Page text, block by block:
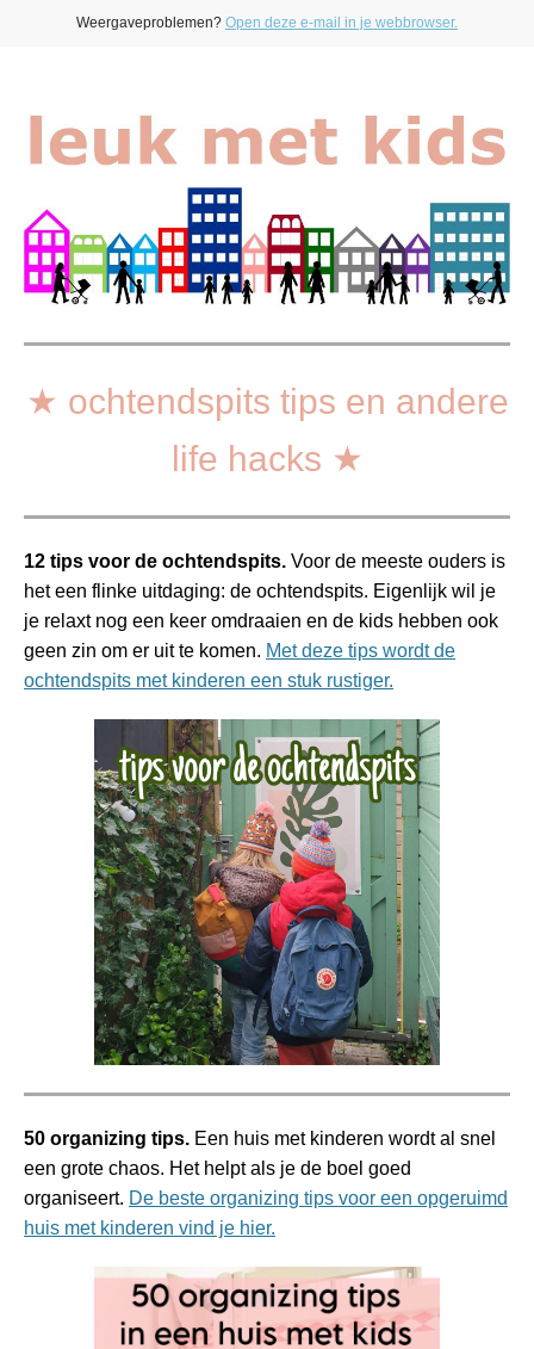
Weergaveproblemen? Open deze e-mail in je webbrowser.
★ ochtendspits tips en andere
life hacks ★
12 tips voor de ochtendspits. Voor de meeste ouders is
het een flinke uitdaging: de ochtendspits. Eigenlijk wil je
je relaxt nog een keer omdraaien en de kids hebben ook
geen zin om er uit te komen. Met deze tips wordt de
ochtendspits met kinderen een stuk rustiger.
50 organizing tips. Een huis met kinderen wordt al snel
een grote chaos. Het helpt als je de boel goed
organiseert. De beste organizing tips voor een opgeruimd
huis met kinderen vind je hier.